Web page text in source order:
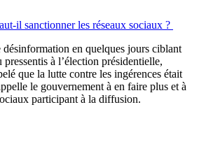
il sanctionner les réseaux sociaux ?
en quelques jours ciblant
pressentis à l’élection présidentielle,
que la lutte contre les ingérences était
le gouvernement à en faire plus et à
participant à la diffusion.